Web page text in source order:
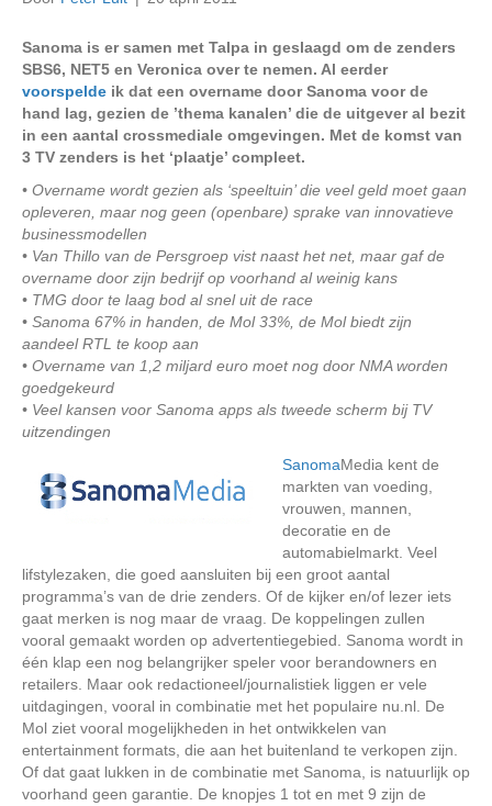
Sanoma is er samen met Talpa in geslaagd om de zenders
SBS6, NET5 en Veronica over te nemen. Al eerder
voorspelde ik dat een overname door Sanoma voor de
hand lag, gezien de ’thema kanalen’ die de uitgever al bezit
in een aantal crossmediale omgevingen. Met de komst van
3 TV zenders is het ‘plaatje’ compleet.
• Overname wordt gezien als ‘speeltuin’ die veel geld moet gaan
opleveren, maar nog geen (openbare) sprake van innovatieve
businessmodellen
• Van Thillo van de Persgroep vist naast het net, maar gaf de
overname door zijn bedrijf op voorhand al weinig kans
• TMG door te laag bod al snel uit de race
• Sanoma 67% in handen, de Mol 33%, de Mol biedt zijn
aandeel RTL te koop aan
• Overname van 1,2 miljard euro moet nog door NMA worden
goedgekeurd
• Veel kansen voor Sanoma apps als tweede scherm bij TV
uitzendingen
SanomaMedia kent de
markten van voeding,
vrouwen, mannen,
decoratie en de
automabielmarkt. Veel
lifstylezaken, die goed aansluiten bij een groot aantal
programma’s van de drie zenders. Of de kijker en/of lezer iets
gaat merken is nog maar de vraag. De koppelingen zullen
vooral gemaakt worden op advertentiegebied. Sanoma wordt in
één klap een nog belangrijker speler voor berandowners en
retailers. Maar ook redactioneel/journalistiek liggen er vele
uitdagingen, vooral in combinatie met het populaire nu.nl. De
Mol ziet vooral mogelijkheden in het ontwikkelen van
entertainment formats, die aan het buitenland te verkopen zijn.
Of dat gaat lukken in de combinatie met Sanoma, is natuurlijk op
voorhand geen garantie. De knopjes 1 tot en met 9 zijn de